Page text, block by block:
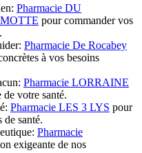
Pharmacie DU
pour commander vos
Pharmacie De Rocabey
à vos besoins
Pharmacie LORRAINE
votre santé.
Pharmacie LES 3 LYS pour
de santé.
Pharmacie
exigeante de nos